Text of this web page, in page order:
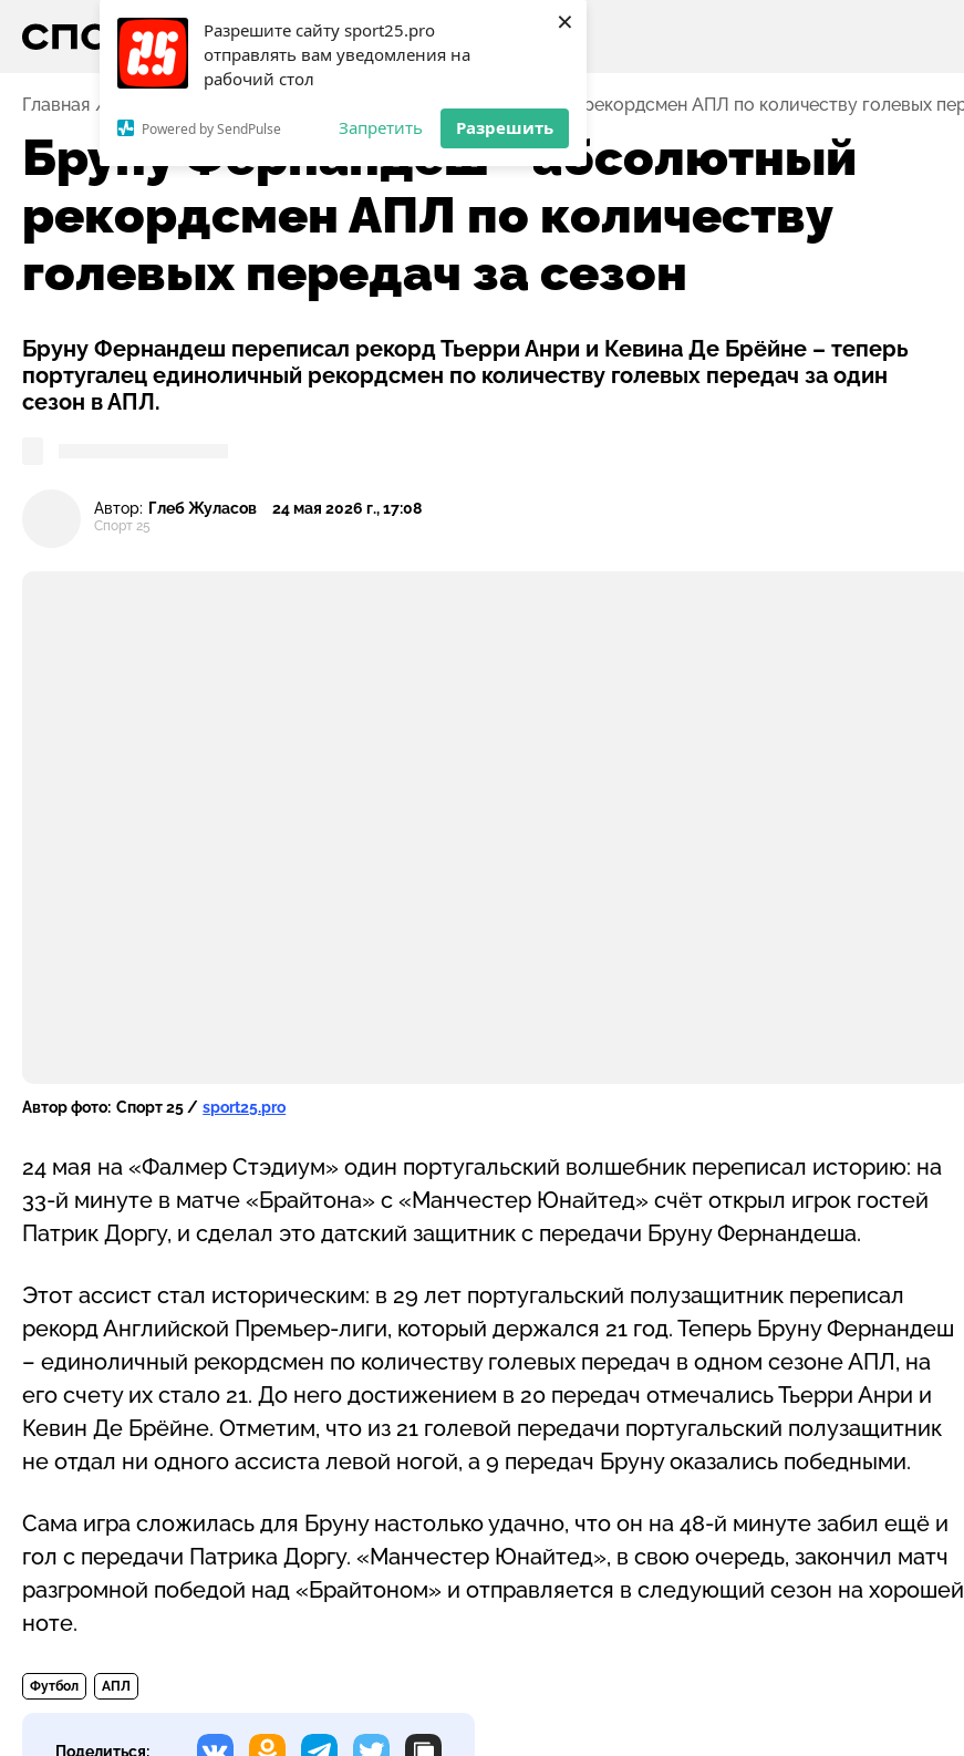
Разрешите сайту sport25.pro
отправлять вам уведомления на
рабочий стол
Powered by SendPulse Запретить Разрешить
×
Главная Бруну Фернандеш - абсолютный рекордсмен АПЛ по количеству голевых
Бруну Фернандеш - абсолютный
рекордсмен АПЛ по количеству
голевых передач за сезон
Бруну Фернандеш переписал рекорд Тьерри Анри и Кевина Де Брёйне – теперь
португалец единоличный рекордсмен по количеству голевых передач за один
сезон в АПЛ.
Автор: Глеб Жуласов
Спорт 25
24 мая 2026 г., 17:08
Автор фото: Спорт 25 / sport25.pro
24 мая на «Фалмер Стэдиум» один португальский волшебник переписал историю: на
33-й минуте в матче «Брайтона» с «Манчестер Юнайтед» счёт открыл игрок гостей
Патрик Доргу, и сделал это датский защитник с передачи Бруну Фернандеша.
Этот ассист стал историческим: в 29 лет португальский полузащитник переписал
рекорд Английской Премьер-лиги, который держался 21 год. Теперь Бруну Фернандеш
– единоличный рекордсмен по количеству голевых передач в одном сезоне АПЛ, на
его счету их стало 21. До него достижением в 20 передач отмечались Тьерри Анри и
Кевин Де Брёйне. Отметим, что из 21 голевой передачи португальский полузащитник
не отдал ни одного ассиста левой ногой, а 9 передач Бруну оказались победными.
Сама игра сложилась для Бруну настолько удачно, что он на 48-й минуте забил ещё и
гол с передачи Патрика Доргу. «Манчестер Юнайтед», в свою очередь, закончил матч
разгромной победой над «Брайтоном» и отправляется в следующий сезон на хорошей
ноте.
Футбол АПЛ
Поделиться: